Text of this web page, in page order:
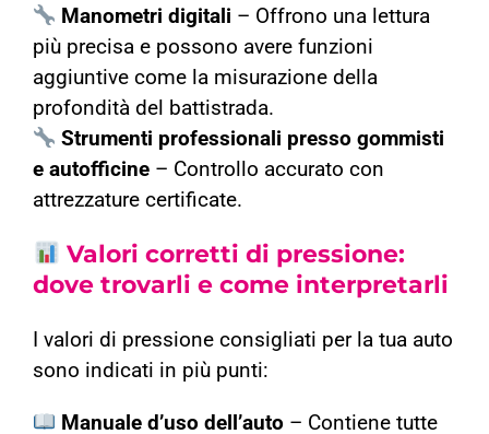
Manometri digitali – Offrono una lettura
più precisa e possono avere funzioni
aggiuntive come la misurazione della
profondità del battistrada.
Strumenti professionali presso gommisti
e autofficine– Controllo accurato con
attrezzature certificate.
Valori corretti di pressione:
dove trovarli e come interpretarli
I valori di pressione consigliati per la tua auto
sono indicati in più punti:
Manuale d’uso dell’auto – Contiene tutte